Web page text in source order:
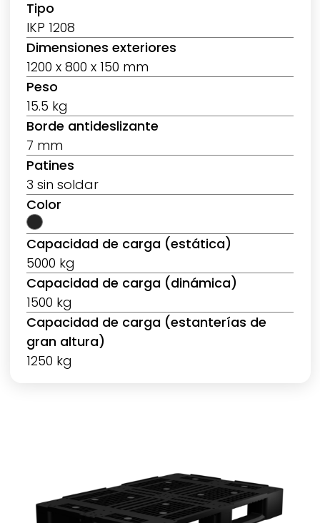
Tipo
IKP 1208
Dimensiones exteriores
1200 x 800 x 150 mm
Peso
15.5 kg
Borde antideslizante
7 mm
Patines
3 sin soldar
Color
Capacidad de carga (estática)
5000 kg
Capacidad de carga (dinámica)
1500 kg
Capacidad de carga (estanterías de
gran altura)
1250 kg